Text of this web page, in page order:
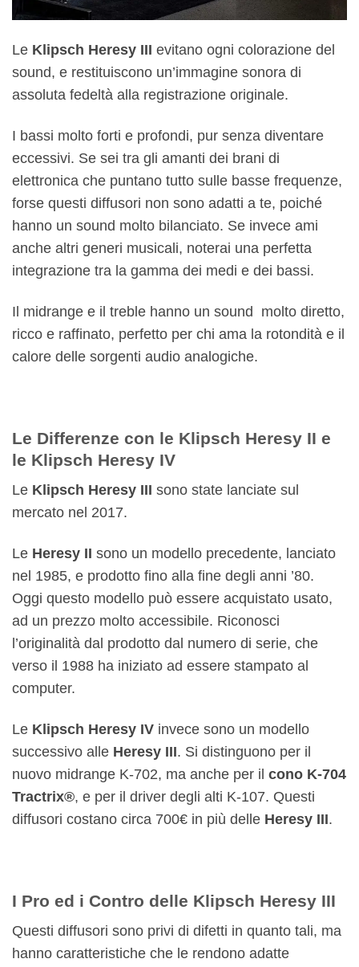
Le Klipsch Heresy III evitano ogni colorazione del
sound, e restituiscono un’immagine sonora di
assoluta fedeltà alla registrazione originale.
I bassi molto forti e profondi, pur senza diventare
eccessivi. Se sei tra gli amanti dei brani di
elettronica che puntano tutto sulle basse frequenze,
forse questi diffusori non sono adatti a te, poiché
hanno un sound molto bilanciato. Se invece ami
anche altri generi musicali, noterai una perfetta
integrazione tra la gamma dei medi e dei bassi.
Il midrange e il treble hanno un sound molto diretto,
ricco e raffinato, perfetto per chi ama la rotondità e il
calore delle sorgenti audio analogiche.
Le Differenze con le Klipsch Heresy II e
le Klipsch Heresy IV
Le Klipsch Heresy III sono state lanciate sul
mercato nel 2017.
Le Heresy II sono un modello precedente, lanciato
nel 1985, e prodotto fino alla fine degli anni ’80.
Oggi questo modello può essere acquistato usato,
ad un prezzo molto accessibile. Riconosci
l’originalità dal prodotto dal numero di serie, che
verso il 1988 ha iniziato ad essere stampato al
computer.
Le Klipsch Heresy IV invece sono un modello
successivo alle Heresy III. Si distinguono per il
nuovo midrange K-702, ma anche per il cono K-704
Tractrix®, e per il driver degli alti K-107. Questi
diffusori costano circa 700€ in più delle Heresy III.
I Pro ed i Contro delle Klipsch Heresy III
Questi diffusori sono privi di difetti in quanto tali, ma
hanno caratteristiche che le rendono adatte